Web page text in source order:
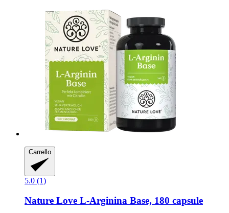
Carrello
5.0 (1)
Nature Love L-​Arginina Base, 180 capsule